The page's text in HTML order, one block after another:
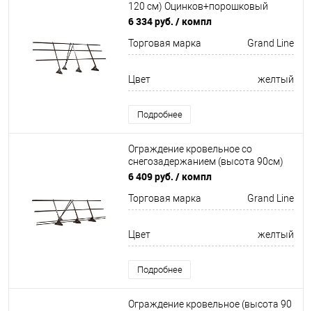
120 см) Оцинков+порошковый
окрас 3000мм Grand Line
6 334 руб. / компл
Торговая марка Grand Line
Цвет желтый
Подробнее
Ограждение кровельное со
снегозадержанием (высота 90см)
Оцинков+порошковый окрас
6 409 руб. / компл
Торговая марка Grand Line
Цвет желтый
Подробнее
Ограждение кровельное (высота 90